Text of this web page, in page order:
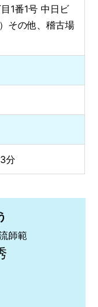
1番1号 中日ビ
その他、稽古場
分
師範